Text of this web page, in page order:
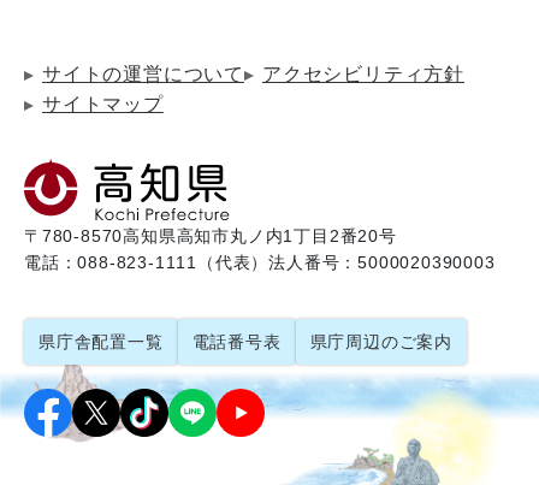
サイトの運営について
アクセシビリティ方針
サイトマップ
〒780-8570高知県高知市丸ノ内1丁目2番20号
電話：088-823-1111（代表）法人番号：5000020390003
県庁舎配置一覧 電話番号表 県庁周辺のご案内